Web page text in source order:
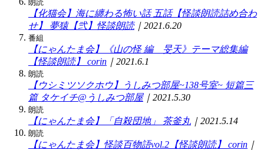
朗読
【化猫会】海に纏わる怖い話 五話【怪談朗読詰め合わ
せ】
夢猿【弐】怪談朗読｜2021.6.20
番組
【にゃんたま会】《山の怪 編 旻天》テーマ総集編
【怪談朗読】
corin ｜2021.6.1
朗読
【ウシミツソクホウ】うしみつ部屋~138号室~ 短篇三
篇 タケイチ@うしみつ部屋｜2021.5.30
朗読
【にゃんたま会】「自殺団地」 茶釜丸 ｜2021.5.14
朗読
【にゃんたま会】怪談百物語vol.2【怪談朗読】 corin ｜